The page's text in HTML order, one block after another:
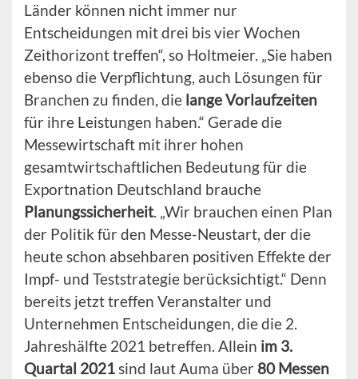
Länder können nicht immer nur
Entscheidungen mit drei bis vier Wochen
Zeithorizont treffen“, so Holtmeier. „Sie haben
ebenso die Verpflichtung, auch Lösungen für
Branchen zu finden, die lange Vorlaufzeiten
für ihre Leistungen haben.“ Gerade die
Messewirtschaft mit ihrer hohen
gesamtwirtschaftlichen Bedeutung für die
Exportnation Deutschland brauche
Planungssicherheit. „Wir brauchen einen Plan
der Politik für den Messe-Neustart, der die
heute schon absehbaren positiven Effekte der
Impf- und Teststrategie berücksichtigt.“ Denn
bereits jetzt treffen Veranstalter und
Unternehmen Entscheidungen, die die 2.
Jahreshälfte 2021 betreffen. Allein im 3.
Quartal 2021sind laut Auma über 80 Messen